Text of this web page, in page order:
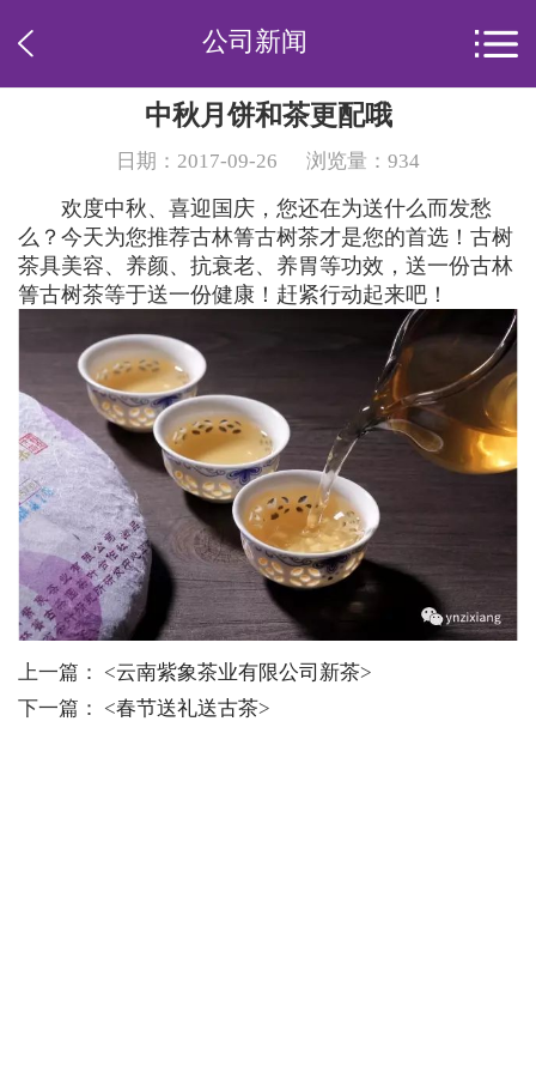
公司新闻
中秋月饼和茶更配哦
日期：2017-09-26 浏览量：934
欢度中秋、喜迎国庆，您还在为送什么而发愁
么？今天为您推荐古林箐古树茶才是您的首选！古树
茶具美容、养颜、抗衰老、养胃等功效，送一份古林
箐古树茶等于送一份健康！赶紧行动起来吧！
上一篇： <云南紫象茶业有限公司新茶>
下一篇： <春节送礼送古茶>